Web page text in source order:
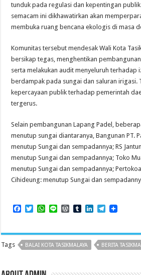
tunduk pada regulasi dan kepentingan
semacam ini dikhawatirkan akan
membuka ruang bencana ekologis di masa
Komunitas tersebut mendesak Wali Kota
bersikap tegas, menghentikan
serta melakukan audit menyeluruh terhadap
berdampak pada sungai dan saluran irigasi.
kepercayaan publik terhadap pemerintah
tergerus.
Selain pembangunan Lapang Padel,
menutup sungai diantaranya, Bangunan PT.
menutup Sungai dan sempadannya; RS
menutup Sungai dan sempadannya; Toko
menutup Sungai dan sempadannya;
Cihideung: menutup Sungai dan
F
e
b
o
T
t
t
e
W
t
s
A
L
e
W
d
P
r
s
T
b
l
r
L
k
e
d
T
e
g
r
Tags BALAI KOTA TASIKMALAYA BERITA